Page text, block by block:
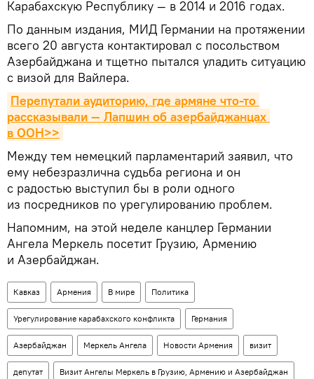
Карабахскую Республику — в 2014 и 2016 годах.
По данным издания, МИД Германии на протяжении
всего 20 августа контактировал с посольством
Азербайджана и тщетно пытался уладить ситуацию
с визой для Вайлера.
Перепутали аудиторию, где армяне что-то
рассказывали — Лапшин об азербайджанцах
в ООН>>
Между тем немецкий парламентарий заявил, что
ему небезразлична судьба региона и он
с радостью выступил бы в роли одного
из посредников по урегулированию проблем.
Напомним, на этой неделе канцлер Германии
Ангела Меркель посетит Грузию, Армению
и Азербайджан.
Кавказ Армения В мире Политика
Урегулирование карабахского конфликта Германия
Азербайджан Меркель Ангела Новости Армения визит
депутат Визит Ангелы Меркель в Грузию, Армению и Азербайджан